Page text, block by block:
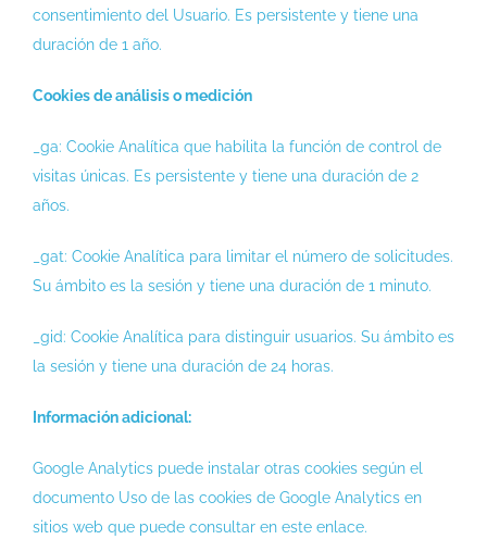
consentimiento del Usuario. Es persistente y tiene una
duración de 1 año.
Cookies de análisis o medición
_ga: Cookie Analítica que habilita la función de control de
visitas únicas. Es persistente y tiene una duración de 2
años.
_gat: Cookie Analítica para limitar el número de solicitudes.
Su ámbito es la sesión y tiene una duración de 1 minuto.
_gid: Cookie Analítica para distinguir usuarios. Su ámbito es
la sesión y tiene una duración de 24 horas.
Información adicional:
Google Analytics puede instalar otras cookies según el
documento Uso de las cookies de Google Analytics en
sitios web que puede consultar en este enlace.